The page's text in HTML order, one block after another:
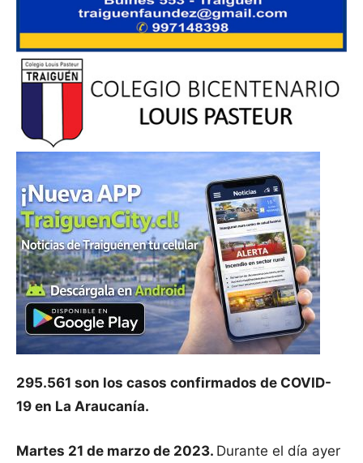
295.561 son los casos confirmados de COVID-
19 en La Araucanía.
Martes 21 de marzo de 2023. Durante el día ayer